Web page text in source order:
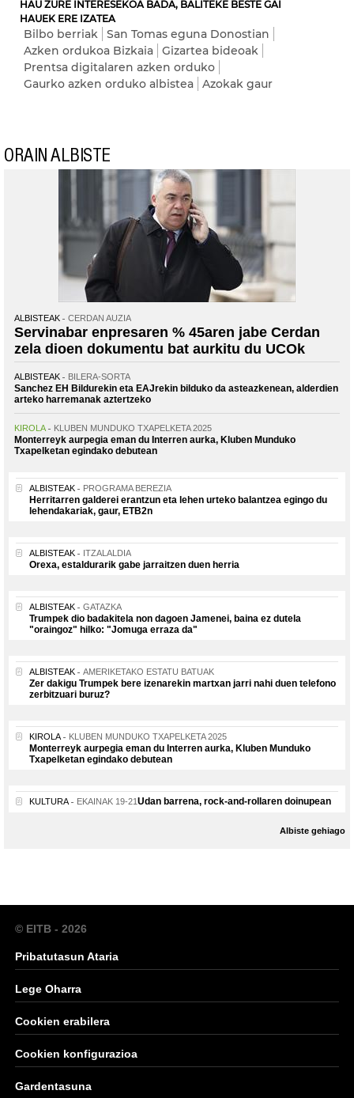
HAU ZURE INTERESEKOA BADA, BALITEKE BESTE GAI
HAUEK ERE IZATEA
Bilbo berriak
San Tomas eguna Donostian
Azken ordukoa Bizkaia
Gizartea bideoak
Prentsa digitalaren azken orduko
Gaurko azken orduko albistea
Azokak gaur
ORAIN ALBISTE
ALBISTEAK CERDAN AUZIA
Servinabar enpresaren % 45aren jabe Cerdan
zela dioen dokumentu bat aurkitu du UCOk
ALBISTEAK BILERA-SORTA
Sanchez EH Bildurekin eta EAJrekin bilduko da asteazkenean, alderdien
arteko harremanak aztertzeko
KIROLA KLUBEN MUNDUKO TXAPELKETA 2025
Monterreyk aurpegia eman du Interren aurka, Kluben Munduko
Txapelketan egindako debutean
ALBISTEAK PROGRAMA BEREZIA
Herritarren galderei erantzun eta lehen urteko balantzea egingo du
lehendakariak, gaur, ETB2n
ALBISTEAK ITZALALDIA
Orexa, estaldurarik gabe jarraitzen duen herria
ALBISTEAK GATAZKA
Trumpek dio badakitela non dagoen Jamenei, baina ez dutela
"oraingoz" hilko: "Jomuga erraza da"
ALBISTEAK AMERIKETAKO ESTATU BATUAK
Zer dakigu Trumpek bere izenarekin martxan jarri nahi duen telefono
zerbitzuari buruz?
KIROLA KLUBEN MUNDUKO TXAPELKETA 2025
Monterreyk aurpegia eman du Interren aurka, Kluben Munduko
Txapelketan egindako debutean
KULTURA EKAINAK 19-21Udan barrena, rock-and-rollaren doinupean
Albiste gehiago
© EITB - 2026
Pribatutasun Ataria
Lege Oharra
Cookien erabilera
Cookien konfigurazioa
Gardentasuna